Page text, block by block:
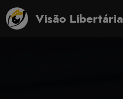
Visão Libertária